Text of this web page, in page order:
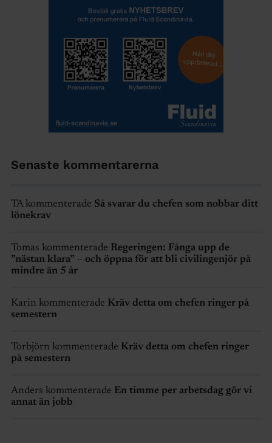
Senaste kommentarerna
TA kommenterade Så svarar du chefen som nobbar ditt
lönekrav
Tomas kommenterade Regeringen: Fånga upp de
”nästan klara” – och öppna för att bli civilingenjör på
mindre än 5 år
Karin kommenterade Kräv detta om chefen ringer på
semestern
Torbjörn kommenterade Kräv detta om chefen ringer
på semestern
Anders kommenterade En timme per arbetsdag gör vi
annat än jobb